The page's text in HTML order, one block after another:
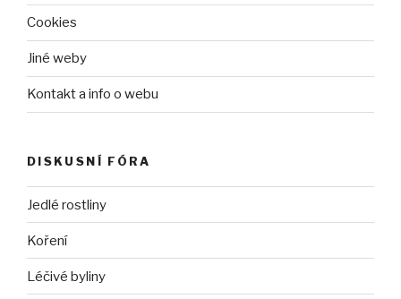
Cookies
Jiné weby
Kontakt a info o webu
DISKUSNÍ FÓRA
Jedlé rostliny
Koření
Léčivé byliny